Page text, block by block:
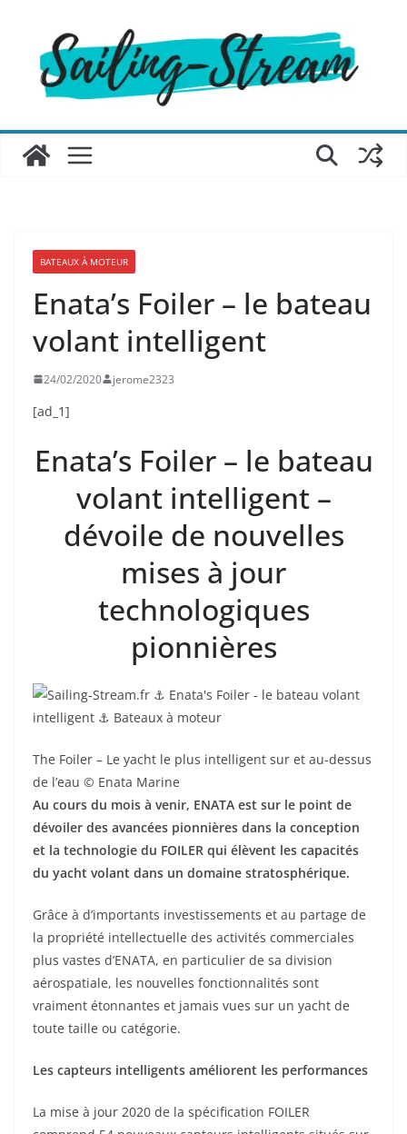
contenu
BATEAUX À MOTEUR
Enata’s Foiler – le bateau
volant intelligent
24/02/2020 jerome2323
[ad_1]
Enata’s Foiler – le bateau
volant intelligent –
dévoile de nouvelles
mises à jour
technologiques
pionnières
The Foiler – Le yacht le plus intelligent sur et au-dessus
de l’eau © Enata Marine
Au cours du mois à venir, ENATA est sur le point de
dévoiler des avancées pionnières dans la conception
et la technologie du FOILER qui élèvent les capacités
du yacht volant dans un domaine stratosphérique.
Grâce à d’importants investissements et au partage de
la propriété intellectuelle des activités commerciales
plus vastes d’ENATA, en particulier de sa division
aérospatiale, les nouvelles fonctionnalités sont
vraiment étonnantes et jamais vues sur un yacht de
toute taille ou catégorie.
Les capteurs intelligents améliorent les performances
La mise à jour 2020 de la spécification FOILER